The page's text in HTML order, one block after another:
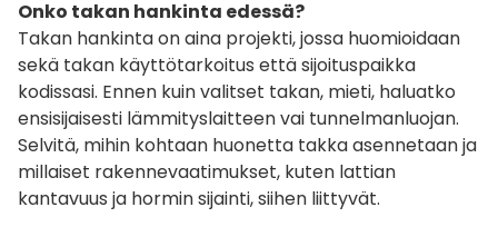
Onko takan hankinta edessä?
Takan hankinta on aina projekti, jossa huomioidaan
sekä takan käyttötarkoitus että sijoituspaikka
kodissasi. Ennen kuin valitset takan, mieti, haluatko
ensisijaisesti lämmityslaitteen vai tunnelmanluojan.
Selvitä, mihin kohtaan huonetta takka asennetaan ja
millaiset rakennevaatimukset, kuten lattian
kantavuus ja hormin sijainti, siihen liittyvät.